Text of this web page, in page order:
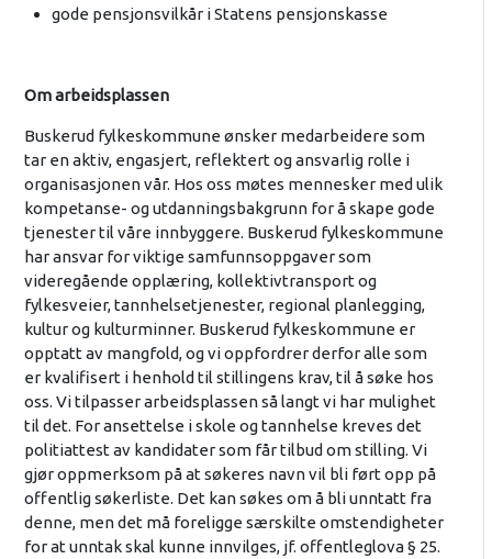
gode pensjonsvilkår i Statens pensjonskasse
Om arbeidsplassen
Buskerud fylkeskommune ønsker medarbeidere som
tar en aktiv, engasjert, reflektert og ansvarlig rolle i
organisasjonen vår. Hos oss møtes mennesker med ulik
kompetanse- og utdanningsbakgrunn for å skape gode
tjenester til våre innbyggere. Buskerud fylkeskommune
har ansvar for viktige samfunnsoppgaver som
videregående opplæring, kollektivtransport og
fylkesveier, tannhelsetjenester, regional planlegging,
kultur og kulturminner. Buskerud fylkeskommune er
opptatt av mangfold, og vi oppfordrer derfor alle som
er kvalifisert i henhold til stillingens krav, til å søke hos
oss. Vi tilpasser arbeidsplassen så langt vi har mulighet
til det. For ansettelse i skole og tannhelse kreves det
politiattest av kandidater som får tilbud om stilling. Vi
gjør oppmerksom på at søkeres navn vil bli ført opp på
offentlig søkerliste. Det kan søkes om å bli unntatt fra
denne, men det må foreligge særskilte omstendigheter
for at unntak skal kunne innvilges, jf. offentleglova § 25.